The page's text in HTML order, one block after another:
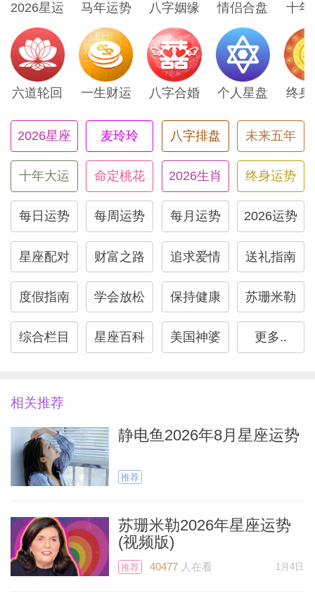
2026星运 马年运势 八字姻缘 情侣合盘 十年
六道轮回 一生财运 八字合婚 个人星盘 终身
2026星座 麦玲玲 八字排盘 未来五年
十年大运 命定桃花 2026生肖 终身运势
每日运势 每周运势 每月运势 2026运势
星座配对 财富之路 追求爱情 送礼指南
度假指南 学会放松 保持健康 苏珊米勒
综合栏目 星座百科 美国神婆 更多..
相关推荐
静电鱼2026年8月星座运势
推荐
苏珊米勒2026年星座运势
(视频版)
推荐 40477人在看 1月4日